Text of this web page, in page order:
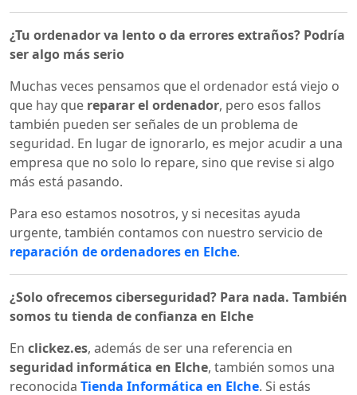
¿Tu ordenador va lento o da errores extraños? Podría
ser algo más serio
Muchas veces pensamos que el ordenador está viejo o
que hay que reparar el ordenador, pero esos fallos
también pueden ser señales de un problema de
seguridad. En lugar de ignorarlo, es mejor acudir a una
empresa que no solo lo repare, sino que revise si algo
más está pasando.
Para eso estamos nosotros, y si necesitas ayuda
urgente, también contamos con nuestro servicio de
reparación de ordenadores en Elche.
¿Solo ofrecemos ciberseguridad? Para nada. También
somos tu tienda de confianza en Elche
En clickez.es, además de ser una referencia en
seguridad informática en Elche, también somos una
reconocida Tienda Informática en Elche. Si estás